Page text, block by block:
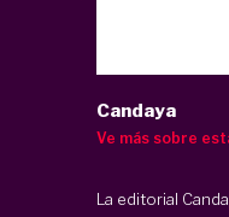
Candaya
Ve más sobre
La editorial